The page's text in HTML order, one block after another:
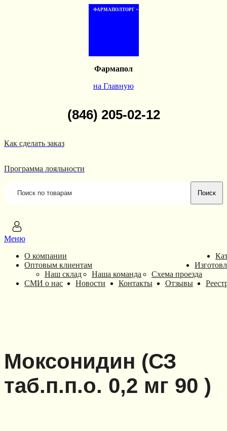
ФАРМАПОЛТОРГ +
Фармапол
на Главную
(846) 205-02-12
Как сделать заказ
Программа лояльности
Меню
О компании
Оптовым клиентам
Наш склад
Наша команда Схема проезда
СМИ о нас Новости Контакты Отзывы
Моксонидин (СЗ
таб.п.п.о. 0,2 мг 90 )